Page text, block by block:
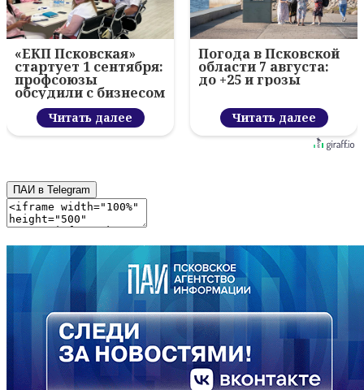
«ЕКП Псковская»
стартует 1 сентября:
профсоюзы
обсудили с бизнесом
новый цифровой
проектЧитать далее
Погода в Псковской
области 7 августа:
до +25 и грозы
Читать далее
ПАИ в Telegram